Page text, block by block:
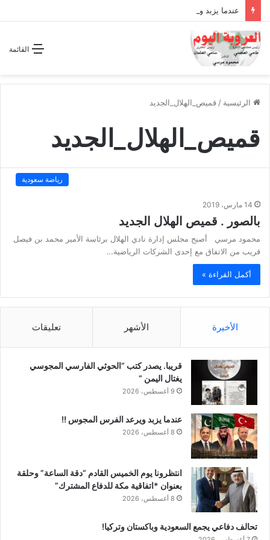
عندما يزبد ويرعد الفرس المجوس !!
القائمة
الرئيسية / قميص_الهلال_الجديد
قميص_الهلال_الجديد
رياضة سعودية
14 مارس، 2019
بالصور . قميص الهلال الجديد
محمود مرسي أصبح مجلس إدارة نادي الهلال برئاسة الأمير محمد بن فيصل
قريب من الاتفاق مع إحدى الشركات الرياضية…
أكمل القراءة »
الأخيرة الأشهر تعليقات
قريبا. يصدر كتب “الحوثي الفارسي المجوسي
يغتال اليمن “
9 أغسطس، 2026
عندما يزبد ويرعد الفرس المجوس !!
8 أغسطس، 2026
انتظرونا يوم الخميس القادم “دقة الساعة” وحلقة
بعنوان *اتفاقية مكة للدفاع المشترك”
8 أغسطس، 2026
تحالف دفاعي يجمع السعودية وباكستان وتركيا!